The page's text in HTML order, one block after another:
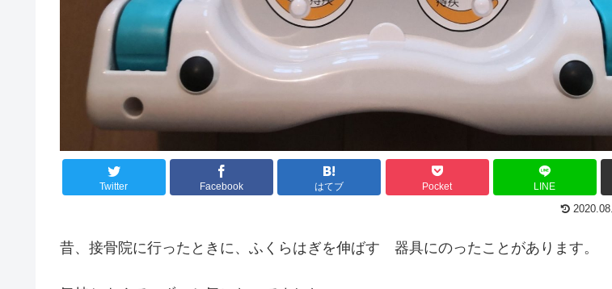
Twitter Facebook はてブ Pocket LINE
昔、接骨院に行ったときに、ふくらはぎを伸ばす 器具にのったことがあります。